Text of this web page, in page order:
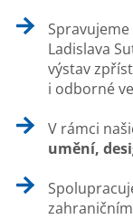
Spravujeme
Ladislava
výstav
i odborné
V rámci
umění,